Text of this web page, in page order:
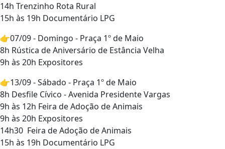
14h Trenzinho Rota Rural
15h às 19h Documentário LPG
👉07/09 - Domingo - Praça 1º de Maio
8h Rústica de Aniversário de Estância Velha
9h às 20h Expositores
👉13/09 - Sábado - Praça 1º de Maio
8h Desfile Cívico - Avenida Presidente Vargas
9h às 12h Feira de Adoção de Animais
9h às 20h Expositores
14h30 Feira de Adoção de Animais
15h às 19h Documentário LPG